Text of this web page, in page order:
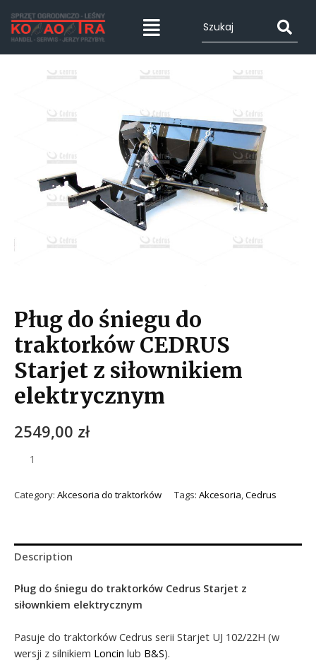
Pług do śniegu do
traktorków CEDRUS
Starjet z siłownikiem
elektrycznym
2549,00 zł
Category: Akcesoria do traktorków Tags: Akcesoria Cedrus
Description
Pług do śniegu do traktorków Cedrus Starjet z
siłownkiem elektrycznym
Pasuje do traktorków Cedrus serii Starjet UJ 102/22H (w
wersji z silnikiem Loncin lub B&S).